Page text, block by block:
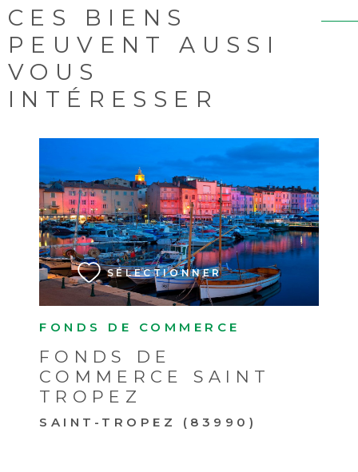
CES BIENS
PEUVENT AUSSI
VOUS
INTÉRESSER
FONDS DE COMMERCE
FONDS DE
COMMERCE SAINT
TROPEZ
SAINT-TROPEZ (83990)
SÉLECTIONNER
VOIR LE BIEN